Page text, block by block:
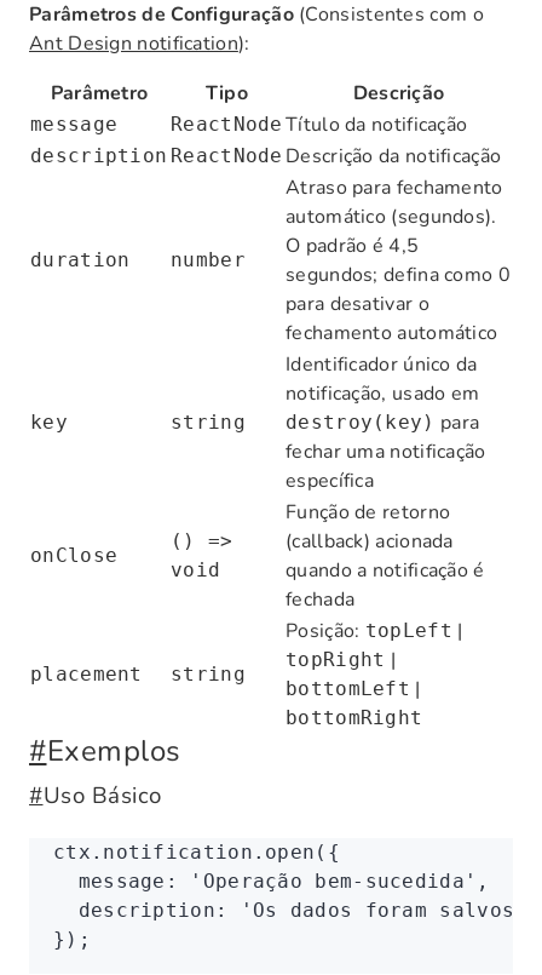
Parâmetros de Configuração(Consistentes com o
Ant Design notification):
Parâmetro
Tipo Descrição
message ReactNode Título da notificação
description ReactNode Descrição da notificação
duration number
Atraso para fechamento
automático (segundos).
O padrão é 4,5
segundos; defina como 0
para desativar o
fechamento automático
key string
Identificador único da
notificação, usado em
destroy(key) para
fechar uma notificação
específica
onClose
() =>
void
Função de retorno
(callback) acionada
quando a notificação é
fechada
placement string
Posição: topLeft |
topRight |
bottomLeft |
bottomRight
#Exemplos
#Uso Básico
ctx . notification .open ({
  message
: 'Operação bem-sucedida' ,
  description
:
'Os dados foram salvos
});